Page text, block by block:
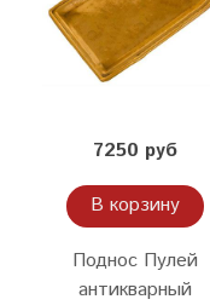
7250 руб
В корзину
Поднос Пулей
антикварный